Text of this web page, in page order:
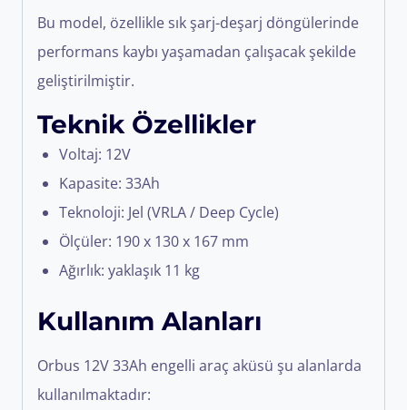
Bu model, özellikle sık şarj-deşarj döngülerinde
performans kaybı yaşamadan çalışacak şekilde
geliştirilmiştir.
Teknik Özellikler
Voltaj: 12V
Kapasite: 33Ah
Teknoloji: Jel (VRLA / Deep Cycle)
Ölçüler: 190 x 130 x 167 mm
Ağırlık: yaklaşık 11 kg
Kullanım Alanları
Orbus 12V 33Ah engelli araç aküsü şu alanlarda
kullanılmaktadır: